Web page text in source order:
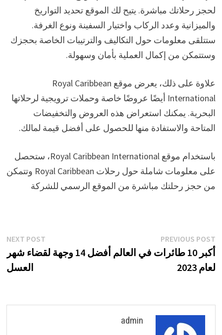
لحجز رحلاتك مباشرة. يتيح لك الموقع تحديد التواريخ
والميزانية وعدد الركاب واختيار السفينة ونوع الغرفة.
ستتلقى معلومات حول التكاليف والترتيبات الخاصة بحجزك
وستتمكن من إكمال العملية بأمان وسهولة.
علاوة على ذلك، يعرض موقع Royal Caribbean
International أيضًا عروضًا خاصة وحملات ترويجية لرحلاتها
البحرية. يمكنك استعراض هذه العروض والتخفيضات
المتاحة والاستفادة منها للحصول على أفضل قيمة لمالك.
باستخدام موقع Royal Caribbean International، ستحصل
على معلومات شاملة حول رحلات Royal Caribbean وتتمكن
من حجز رحلتك مباشرة من الموقع الرسمي للشركة
تصفّح
المقالات
PREVIOUS POST
Previous
post:
أكبر 10 طائرات في العالم
لعام 2023
NEXT POST
أفضل 14 وجهة لقضاء شهر
العسل
admin